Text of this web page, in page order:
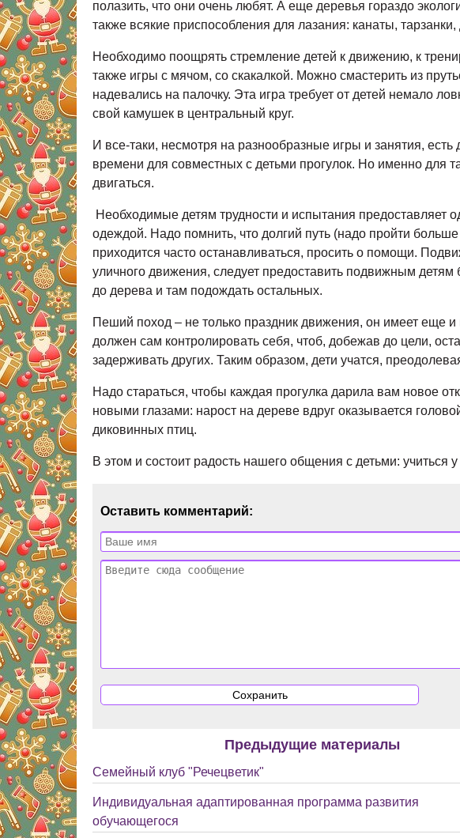
полазить, что они очень любят. А еще деревья гораздо
также всякие приспособления для лазания: канаты,
Необходимо поощрять стремление детей к движению, к
также игры с мячом, со скакалкой. Можно смастерить из
надевались на палочку. Эта игра требует от детей немало
свой камушек в центральный круг.
И все-таки, несмотря на разнообразные игры и занятия,
времени для совместных с детьми прогулок. Но именно для
двигаться.
Необходимые детям трудности и испытания предоставляет
одеждой. Надо помнить, что долгий путь (надо пройти
приходится часто останавливаться, просить о помощи.
уличного движения, следует предоставить подвижным
до дерева и там подождать остальных.
Пеший поход – не только праздник движения, он имеет еще
должен сам контролировать себя, чтоб, добежав до цели,
задерживать других. Таким образом, дети учатся,
Надо стараться, чтобы каждая прогулка дарила вам новое
новыми глазами: нарост на дереве вдруг оказывается
диковинных птиц.
В этом и состоит радость нашего общения с детьми: учиться
Оставить комментарий:
Предыдущие материалы
Семейный клуб "Речецветик"
Индивидуальная адаптированная программа развития
обучающегося